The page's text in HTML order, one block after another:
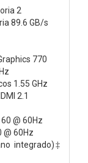
2
89.6 GB/s
770
1.55 GHz
2.1
@ 60Hz
@ 60Hz
integrado)‡